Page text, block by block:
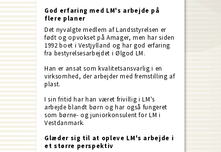
God erfaring med LM's arbejde på
flere planer
Det nyvalgte medlem af Landsstyrelsen er
født og opvokset på Amager, men har siden
1992 boet i Vestjylland og har god erfaring
fra bestyrelsesarbejdet i Ølgod LM.
Han er ansat som kvalitetsansvarlig i en
virksomhed, der arbejder med fremstilling af
plast.
I sin fritid har han været frivillig i LM's
arbejde blandt børn og har også fungeret
som børne- og juniorkonsulent for LM i
Vestdanmark.
Glæder sig til at opleve LM's arbejde i
et større perspektiv